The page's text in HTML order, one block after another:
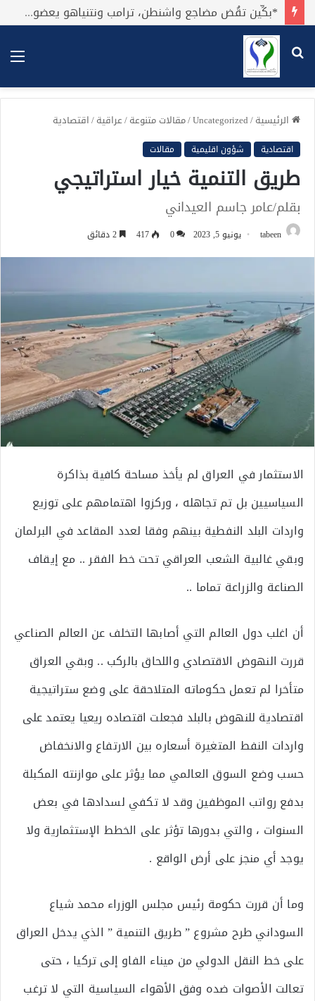
*بكِّين تقُض مضاجع واشنطن، ترامب ونتنياهو يعضون على أصابِعهُم وليس بيدهم حيلَة!.*
بحث
عن
الرئيسية/
Uncategorized
/مقالات متنوعة/عراقية/اقتصادية
اقتصادية شؤون اقليمية مقالات
طريق التنمية خيار استراتيجي
بقلم/عامر جاسم العيداني
tabeen يونيو 5, 2023 0
417
الاستثمار في العراق لم يأخذ مساحة كافية بذاكرة
السياسيين بل تم تجاهله ، وركزوا اهتمامهم على توزيع
واردات البلد النفطية بينهم وفقا لعدد المقاعد في البرلمان
وبقي غالبية الشعب العراقي تحت خط الفقر .. مع إيقاف
الصناعة والزراعة تماما ..
أن اغلب دول العالم التي أصابها التخلف عن العالم الصناعي
قررت النهوض الاقتصادي واللحاق بالركب .. وبقي العراق
متأخرا لم تعمل حكوماته المتلاحقة على وضع ستراتيجية
اقتصادية للنهوض بالبلد فجعلت اقتصاده ريعيا يعتمد على
واردات النفط المتغيرة أسعاره بين الارتفاع والانخفاض
حسب وضع السوق العالمي مما يؤثر على موازنته المكبلة
بدفع رواتب الموظفين وقد لا تكفي لسدادها في بعض
السنوات ، والتي بدورها تؤثر على الخطط الإستثمارية ولا
يوجد أي منجز على أرض الواقع .
وما أن قررت حكومة رئيس مجلس الوزراء محمد شياع
السوداني طرح مشروع ” طريق التنمية ” الذي يدخل العراق
على خط النقل الدولي من ميناء الفاو إلى تركيا ، حتى
تعالت الأصوات ضده وفق الأهواء السياسية التي لا ترغب